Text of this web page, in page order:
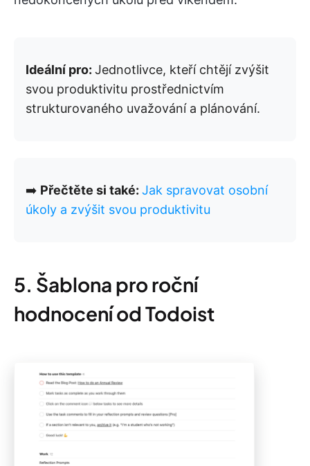
Ideální pro: Jednotlivce, kteří chtějí zvýšit
svou produktivitu prostřednictvím
strukturovaného uvažování a plánování.
➡️ Přečtěte si také: Jak spravovat osobní
úkoly a zvýšit svou produktivitu
5. Šablona pro roční
hodnocení od Todoist